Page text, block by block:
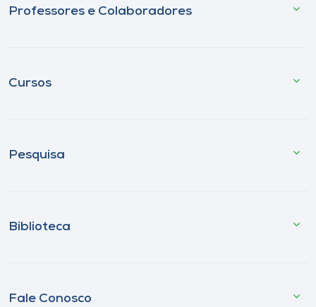
Professores e Colaboradores
Cursos
Pesquisa
Biblioteca
Fale Conosco